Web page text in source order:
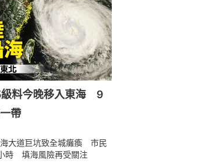
級料今晚移入東海 9
帶
大道巨坑致全城癱瘓 市民
時 填海風險再受關注